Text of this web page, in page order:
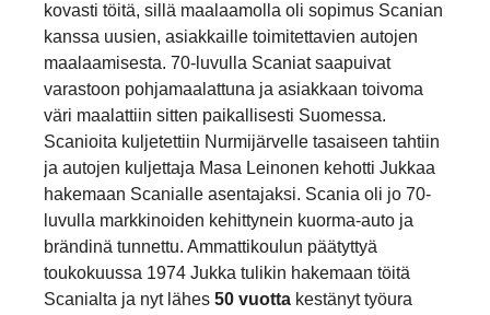
kovasti töitä, sillä maalaamolla oli sopimus Scanian
kanssa uusien, asiakkaille toimitettavien autojen
maalaamisesta. 70-luvulla Scaniat saapuivat
varastoon pohjamaalattuna ja asiakkaan toivoma
väri maalattiin sitten paikallisesti Suomessa.
Scanioita kuljetettiin Nurmijärvelle tasaiseen tahtiin
ja autojen kuljettaja Masa Leinonen kehotti Jukkaa
hakemaan Scanialle asentajaksi. Scania oli jo 70-
luvulla markkinoiden kehittynein kuorma-auto ja
brändinä tunnettu. Ammattikoulun päätyttyä
toukokuussa 1974 Jukka tulikin hakemaan töitä
Scanialta ja nyt lähes 50 vuotta kestänyt työura